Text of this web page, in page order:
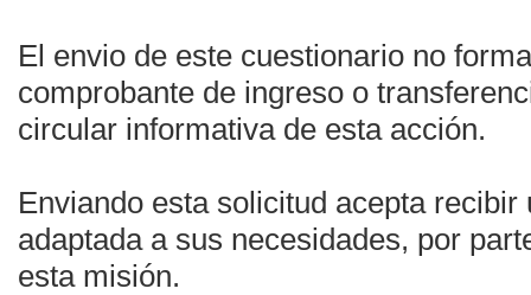
El envio de este cuestionario no
comprobante de ingreso o
circular informativa de esta acción.
Enviando esta solicitud acepta
adaptada a sus necesidades, por
esta misión.